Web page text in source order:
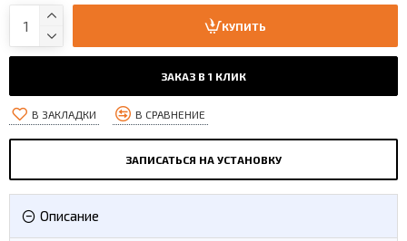
КУПИТЬ
ЗАКАЗ В 1 КЛИК
В ЗАКЛАДКИ В СРАВНЕНИЕ
ЗАПИСАТЬСЯ НА УСТАНОВКУ
Описание